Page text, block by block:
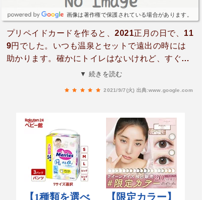
画像は著作権で保護されている場合があります。
プリペイドカードを作ると、2021正月の日で、11
9円でした。いつも温泉とセットで遠出の時には
助かります。確かにトイレはないけれど、すぐ近
くにコンビニあるので、利用しない手はない。
▼ 続きを読む
2021/9/7(火) 出典:www.google.com